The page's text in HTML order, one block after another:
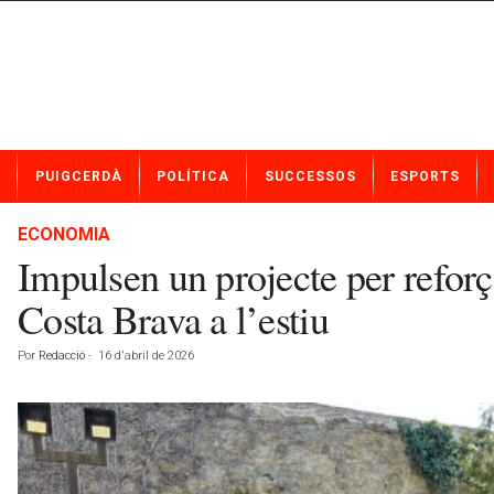
t
PUIGCERDÀ POLÍTICA SUCCESSOS ESPORTS
ECONOMIA
Impulsen un projecte per
Costa Brava a l’estiu
Por Redacció - 16 d'abril de 2026